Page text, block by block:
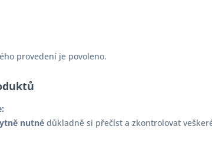
provedení je povoleno.
nutné důkladně si přečíst a zkontrolovat